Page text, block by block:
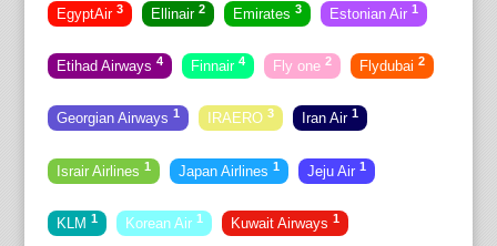
EgyptAir 3 Ellinair 2 Emirates 3 Estonian Air 1
Etihad Airways 4 Finnair 4 Fly one 2 Flydubai 2
Georgian Airways 1 IRAERO 3 Iran Air 1
Israir Airlines 1 Japan Airlines 1 Jeju Air 1
KLM 1 Korean Air 1 Kuwait Airways 1